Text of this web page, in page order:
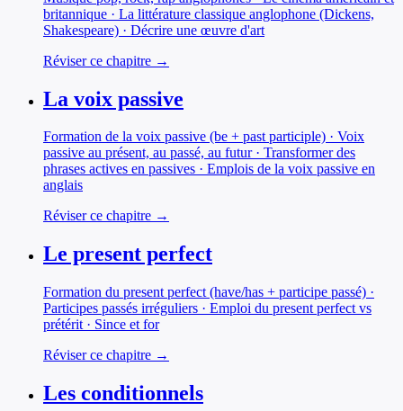
britannique · La littérature classique anglophone (Dickens,
Shakespeare) · Décrire une œuvre d'art
Réviser ce chapitre →
La voix passive
Formation de la voix passive (be + past participle) · Voix
passive au présent, au passé, au futur · Transformer des
phrases actives en passives · Emplois de la voix passive en
anglais
Réviser ce chapitre →
Le present perfect
Formation du present perfect (have/has + participe passé) ·
Participes passés irréguliers · Emploi du present perfect vs
prétérit · Since et for
Réviser ce chapitre →
Les conditionnels